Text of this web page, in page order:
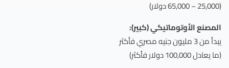
(25,000 – 65,000 دولار)
المصنع الأوتوماتيكي (كبير):
يبدأ من 3 مليون جنيه مصري فأكثر
(ما يعادل 100,000 دولار فأكثر)